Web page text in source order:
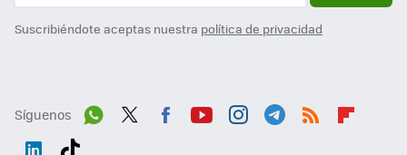
Suscribiéndote aceptas nuestra política de privacidad
Síguenos